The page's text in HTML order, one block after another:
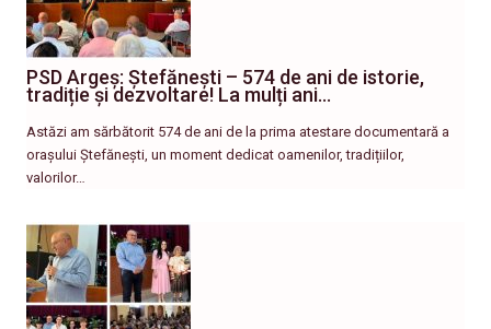
PSD Argeș: Ștefănești – 574 de ani de istorie,
tradiție și dezvoltare! La mulți ani…
Astăzi am sărbătorit 574 de ani de la prima atestare documentară a
orașului Ștefănești, un moment dedicat oamenilor, tradițiilor,
valorilor…